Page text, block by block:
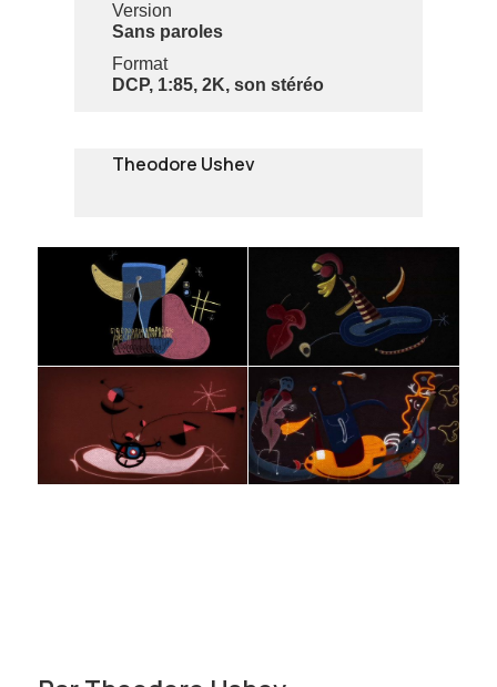
Version
Sans paroles
Format
DCP, 1:85, 2K, son stéréo
Theodore Ushev